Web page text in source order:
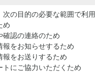
の目的の必要な範囲で利用
め
確認の連絡のため
報をお知らせするため
報をお送りするため
トにご協力いただくため